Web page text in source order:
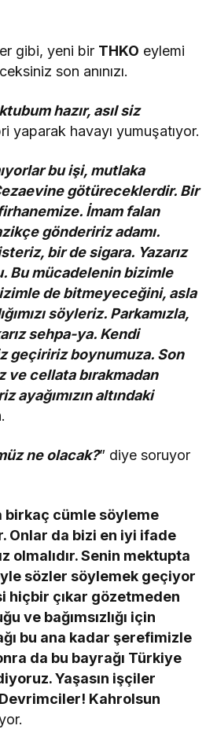
gibi, yeni bir THKO eylemi
son anınızı.
hazır, asıl siz
yaparak havayı yumuşatıyor.
bu işi, mutlaka
götüreceklerdir. Bir
İmam falan
göndeririz adamı.
bir de sigara. Yazarız
Bu mücadelenin bizimle
de bitmeyeceğini, asla
söyleriz. Parkamızla,
sehpa-ya. Kendi
geçiririz boynumuza. Son
ve cellata bırakmadan
ayağımızın altındaki
ne olacak?” diye soruyor
birkaç cümle söyleme
Onlar da bizi en iyi ifade
olmalıdır. Senin mektupta
sözler söylemek geçiyor
hiçbir çıkar gözetmeden
ve bağımsızlığı için
bu ana kadar şerefimizle
da bu bayrağı Türkiye
Yaşasın işçiler
Kahrolsun